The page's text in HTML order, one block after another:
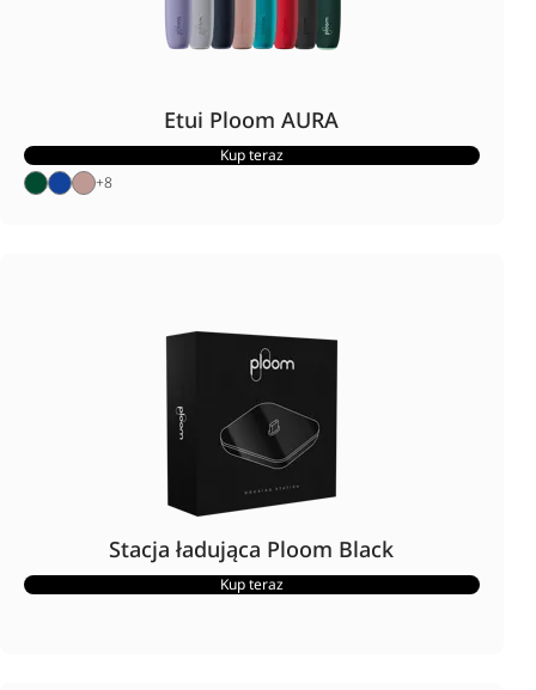
Etui Ploom AURA
Kup teraz
+8
Stacja ładująca Ploom Black
Kup teraz